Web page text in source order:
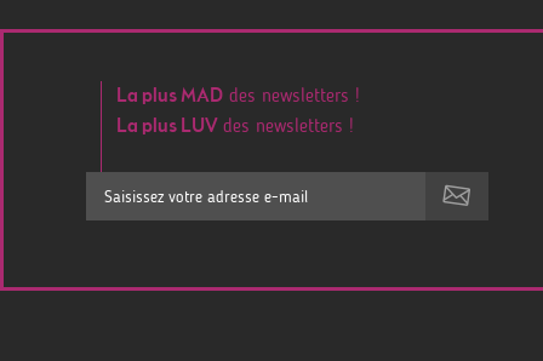
La plus MAD des newsletters !
La plus LUVdes newsletters !